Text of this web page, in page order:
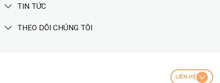
TIN TỨC
THEO DÕI CHÚNG TÔI
LIÊN HỆ